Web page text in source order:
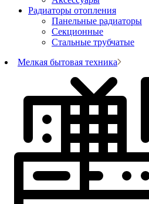
Радиаторы отопления
Панельные радиаторы
Секционные
Стальные трубчатые
Мелкая бытовая техника